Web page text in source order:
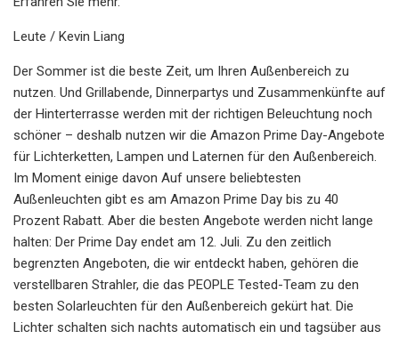
Leute / Kevin Liang
Der Sommer ist die beste Zeit, um Ihren Außenbereich zu
nutzen. Und Grillabende, Dinnerpartys und Zusammenkünfte auf
der Hinterterrasse werden mit der richtigen Beleuchtung noch
schöner – deshalb nutzen wir die Amazon Prime Day-Angebote
für Lichterketten, Lampen und Laternen für den Außenbereich.
Im Moment einige davon Auf unsere beliebtesten
Außenleuchten gibt es am Amazon Prime Day bis zu 40
Prozent Rabatt. Aber die besten Angebote werden nicht lange
halten: Der Prime Day endet am 12. Juli. Zu den zeitlich
begrenzten Angeboten, die wir entdeckt haben, gehören die
verstellbaren Strahler, die das PEOPLE Tested-Team zu den
besten Solarleuchten für den Außenbereich gekürt hat. Die
Lichter schalten sich nachts automatisch ein und tagsüber aus